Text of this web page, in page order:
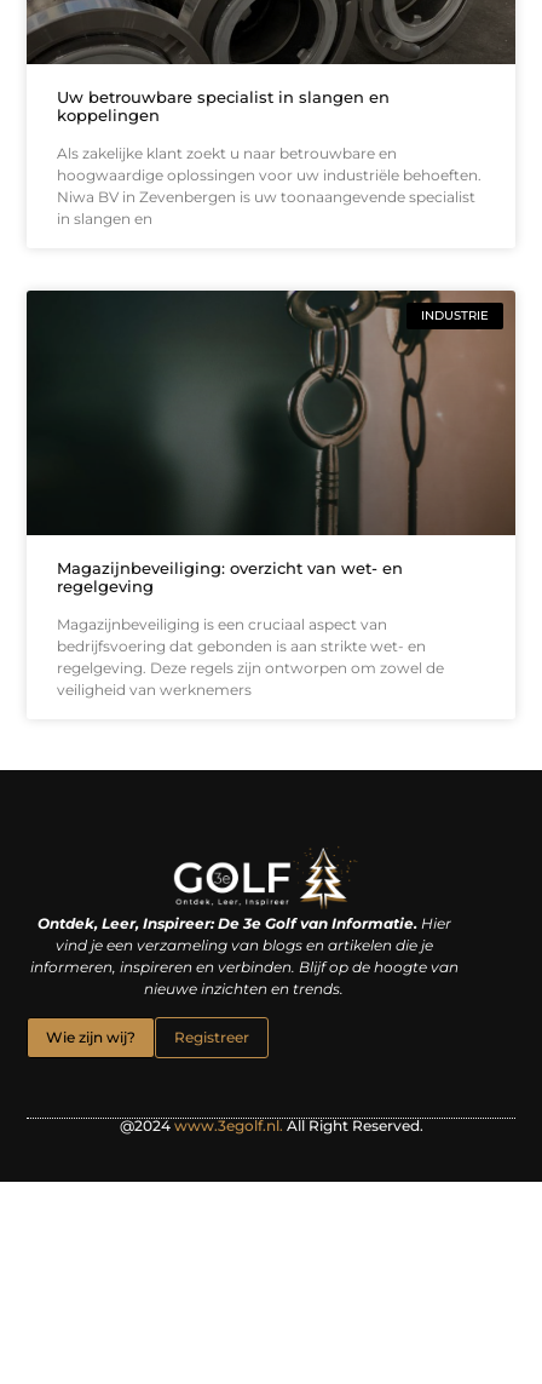
Uw betrouwbare specialist in slangen en
koppelingen
Als zakelijke klant zoekt u naar betrouwbare en
hoogwaardige oplossingen voor uw industriële behoeften.
Niwa BV in Zevenbergen is uw toonaangevende specialist
in slangen en
INDUSTRIE
Magazijnbeveiliging: overzicht van wet- en
regelgeving
Magazijnbeveiliging is een cruciaal aspect van
bedrijfsvoering dat gebonden is aan strikte wet- en
regelgeving. Deze regels zijn ontworpen om zowel de
veiligheid van werknemers
Ontdek, Leer, Inspireer: De 3e Golf van Informatie.Hier
vind je een verzameling van blogs en artikelen die je
informeren, inspireren en verbinden. Blijf op de hoogte van
nieuwe inzichten en trends.
Wie zijn wij? Registreer
@2024www.3egolf.nl.All Right Reserved.